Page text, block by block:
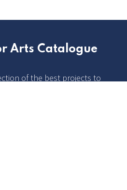
Arts Catalogue
of the best projects to